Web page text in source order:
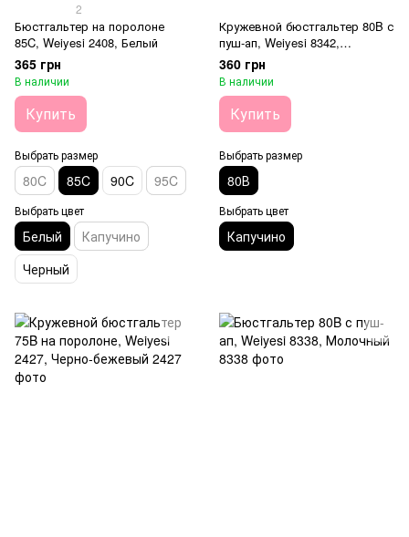
2
Бюстгальтер на поролоне
85C, Weiyesi 2408, Белый
365 грн
В наличии
Купить
Выбрать размер
80C 85C 90C 95C
Выбрать цвет
Белый
Капучино
Черный
Кружевной бюстгальтер 80B с
пуш-ап, Weiyesi 8342,
Капучино
360 грн
В наличии
Купить
Выбрать размер
80В
Выбрать цвет
Капучино